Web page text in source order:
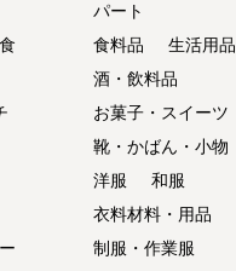
パート
食料品
生活用品
酒・飲料品
お菓子・スイーツ
靴・かばん・小物
洋服
和服
衣料材料・用品
制服・作業服